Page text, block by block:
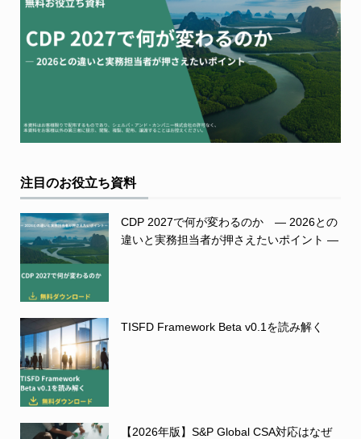
注目のお役立ち資料
CDP 2027で何が変わるのか ― 2026との
違いと実務担当者が押さえたいポイント ―
TISFD Framework Beta v0.1を読み解く
【2026年版】S&P Global CSA対応はなぜ